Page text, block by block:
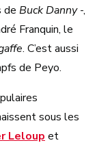
de Buck Danny-,
Franquin, le
. C’est aussi
de Peyo.
sous les
Leloup et